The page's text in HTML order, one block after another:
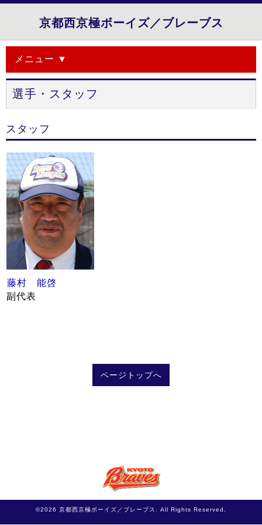
京都西京極ボーイズ／ブレーブス
メニュー ▼
選手・スタッフ
スタッフ
藤村 能啓
副代表
ページトップへ
©2026 京都西京極ボーイズ／ブレーブス . All Rights Reserved.